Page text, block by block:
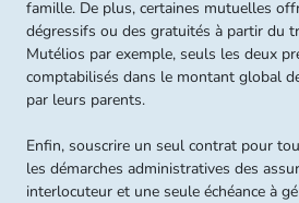
famille. De plus, certaines mutuelles
dégressifs ou des gratuités à partir du
Mutélios par exemple, seuls les deux
comptabilisés dans le montant global
par leurs parents.
Enfin, souscrire un seul contrat pour
les démarches administratives des
interlocuteur et une seule échéance à